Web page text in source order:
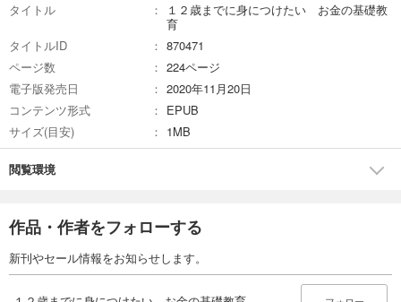
タイトル
１２歳までに身につけたい お金の基礎教
育
タイトルID
870471
ページ数
224ページ
電子版発売日
2020年11月20日
コンテンツ形式
EPUB
サイズ(目安)
1MB
閲覧環境
作品・作者をフォローする
新刊やセール情報をお知らせします。